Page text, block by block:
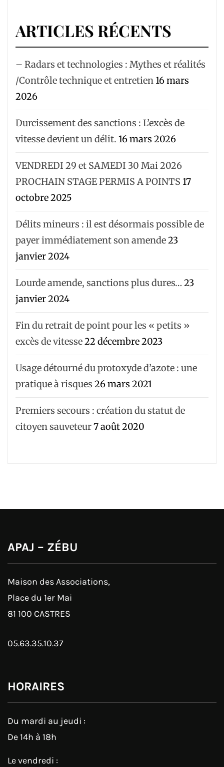
ARTICLES RÉCENTS
– Radars et technologies : Mythes et réalités
/Contrôle technique et entretien16 mars
2026
Durcissement des sanctions : L’excès de
vitesse devient un délit. 16 mars 2026
VENDREDI 29 et SAMEDI 30 Mai 2026
PROCHAIN STAGE PERMIS A POINTS 17
octobre 2025
Délits mineurs : il est désormais possible de
payer immédiatement son amende23
janvier 2024
Lourde amende, sanctions plus dures… 23
janvier 2024
Fin du retrait de point pour les « petits »
excès de vitesse22 décembre 2023
Usage détourné du protoxyde d’azote : une
pratique à risques 26 mars 2021
Premiers secours : création du statut de
citoyen sauveteur7 août 2020
APAJ – ZÉBU
Maison des Associations,
Place du 1er Mai
81 100 CASTRES
05.63.35.10.37
HORAIRES
Du mardi au jeudi :
De 14h à 18h
Le vendredi :